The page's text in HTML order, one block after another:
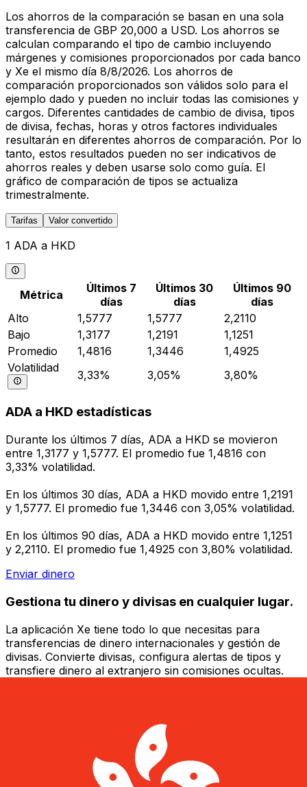
Los ahorros de la comparación se basan en una sola
transferencia de GBP 20,000 a USD. Los ahorros se
calculan comparando el tipo de cambio incluyendo
márgenes y comisiones proporcionados por cada banco
y Xe el mismo día 8/8/2026. Los ahorros de
comparación proporcionados son válidos solo para el
ejemplo dado y pueden no incluir todas las comisiones y
cargos. Diferentes cantidades de cambio de divisa, tipos
de divisa, fechas, horas y otros factores individuales
resultarán en diferentes ahorros de comparación. Por lo
tanto, estos resultados pueden no ser indicativos de
ahorros reales y deben usarse solo como guía. El
gráfico de comparación de tipos se actualiza
trimestralmente.
Tarifas Valor convertido
1 ADA a HKD
Métrica
Últimos 7
días
Últimos 30
días
Últimos 90
días
Alto
1,5777 1,5777
2,2110
Bajo
1,3177 1,2191
1,1251
Promedio
1,4816 1,3446
1,4925
Volatilidad
3,33% 3,05% 3,80%
ADA a HKD estadísticas
Durante los últimos 7 días, ADA a HKD se movieron
entre 1,3177 y 1,5777. El promedio fue 1,4816 con
3,33% volatilidad.
En los últimos 30 días, ADA a HKD movido entre 1,2191
y 1,5777. El promedio fue 1,3446 con 3,05% volatilidad.
En los últimos 90 días, ADA a HKD movido entre 1,1251
y 2,2110. El promedio fue 1,4925 con 3,80% volatilidad.
Enviar dinero
Gestiona tu dinero y divisas en cualquier lugar.
La aplicación Xe tiene todo lo que necesitas para
transferencias de dinero internacionales y gestión de
divisas. Convierte divisas, configura alertas de tipos y
transfiere dinero al extranjero sin comisiones ocultas.